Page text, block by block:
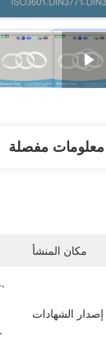
معلومات مفصلة
مكان المنشأ
إصدار الشهادات